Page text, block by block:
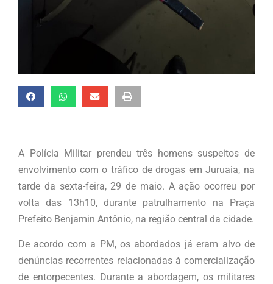
A Polícia Militar prendeu três homens suspeitos de
envolvimento com o tráfico de drogas em Juruaia, na
tarde da sexta-feira, 29 de maio. A ação ocorreu por
volta das 13h10, durante patrulhamento na Praça
Prefeito Benjamin Antônio, na região central da cidade.
De acordo com a PM, os abordados já eram alvo de
denúncias recorrentes relacionadas à comercialização
de entorpecentes. Durante a abordagem, os militares